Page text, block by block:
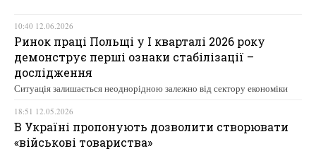
10:40 12.06.2026
Ринок праці Польщі у І кварталі 2026 року
демонструє перші ознаки стабілізації –
дослідження
Ситуація залишається неоднорідною залежно від сектору економіки
18:51 12.05.2026
В Україні пропонують дозволити створювати
«військові товариства»